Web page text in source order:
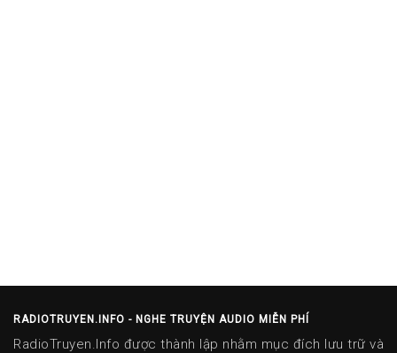
RADIOTRUYEN.INFO - NGHE TRUYỆN AUDIO MIỄN PHÍ
RadioTruyen.Info được thành lập nhằm mục đích lưu trữ và